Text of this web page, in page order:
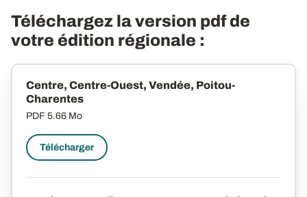
Téléchargez la version pdf de
votre édition régionale :
Centre, Centre-Ouest, Vendée, Poitou-
Charentes
PDF 5.66 Mo
Télécharger